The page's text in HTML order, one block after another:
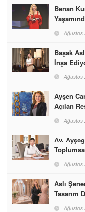
Benan
Ağustos
Başak
İnşa
Ağustos
Ayşen
Açılan
Ağustos
Av.
Ağustos
Aslı
Tasarım
Ağustos